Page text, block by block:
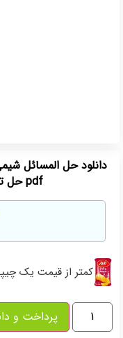
pdf حل تمامی تمرین ها و مسائل
کمتر از قیمت یک
پرداخت و